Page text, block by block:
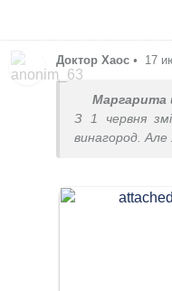
Доктор Хаос • 17
Маргарита
З 1 червня
винагород.